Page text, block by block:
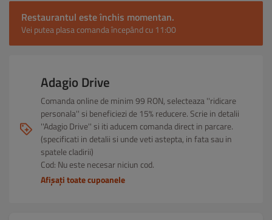
Restaurantul este închis momentan.
Vei putea plasa comanda începând cu 11:00
Adagio Drive
Comanda online de minim 99 RON, selecteaza ''ridicare
personala'' si beneficiezi de 15% reducere. Scrie in detalii
''Adagio Drive'' si iti aducem comanda direct in parcare.
(specificati in detalii si unde veti astepta, in fata sau in
spatele cladirii)
Cod: Nu este necesar niciun cod.
Afișați toate cupoanele